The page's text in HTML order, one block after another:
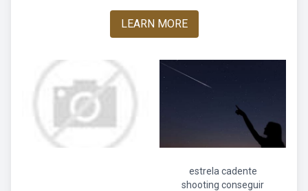
LEARN MORE
estrela cadente
shooting conseguir